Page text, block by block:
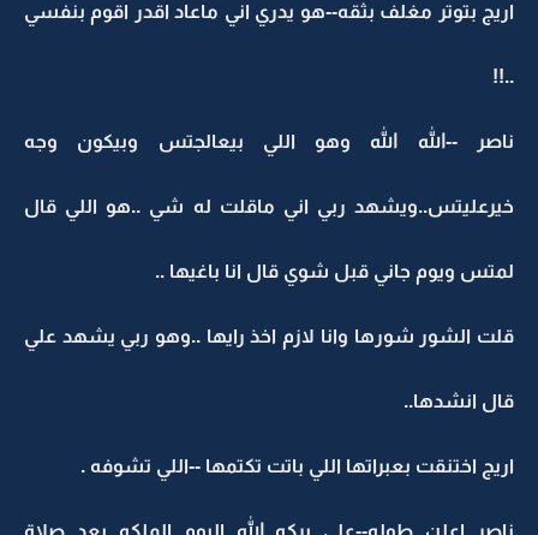
اريج بتوتر مغلف بثقه--هو يدري اني ماعاد اقدر اقوم بنفسي
..!!
ناصر --الله الله وهو اللي بيعالجتس وبيكون وجه
خيرعليتس..ويشهد ربي اني ماقلت له شي ..هو اللي قال
لمتس ويوم جاني قبل شوي قال انا باغيها ..
قلت الشور شورها وانا لازم اخذ رايها ..وهو ربي يشهد علي
قال انشدها..
اريج اختنقت بعبراتها اللي باتت تكتمها --اللي تشوفه .
ناصر اعلن طوله--على بركه الله اليوم الملكه بعد صلاة